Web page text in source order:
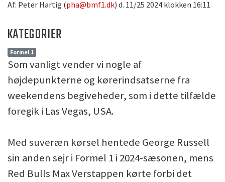
Af: Peter Hartig (pha@bmf1.dk) d. 11/25 2024 klokken 16:11
KATEGORIER
Formel 1
Som vanligt vender vi nogle af
højdepunkterne og kørerindsatserne fra
weekendens begiveheder, som i dette tilfælde
foregik i Las Vegas, USA.
Med suveræn kørsel hentede George Russell
sin anden sejr i Formel 1 i 2024-sæsonen, mens
Red Bulls Max Verstappen kørte forbi det